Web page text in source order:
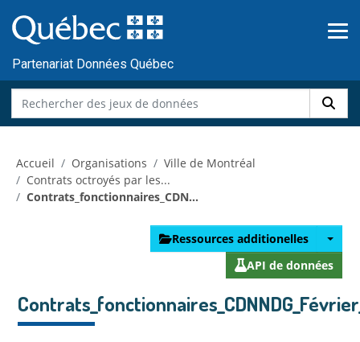
au
contenu
Partenariat Données Québec
Accueil Organisations
Ville de Montréal
Contrats octroyés par les...
Contrats_fonctionnaires_CDN...
Ressources additionelles
API de données